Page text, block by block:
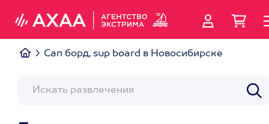
Сап борд, sup board в Новосибирске